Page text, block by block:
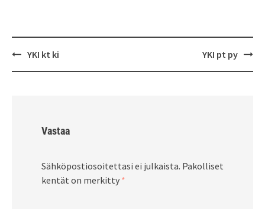
PostYKI kt ki YKI pt py
Vastaa
Sähköpostiosoitettasi ei julkaista. Pakolliset
kentät on merkitty *